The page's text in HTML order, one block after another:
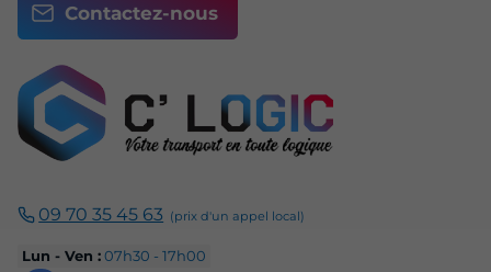
09 70 35 45 63
Lun - Ven :07h30 - 17h00
Contactez-nous